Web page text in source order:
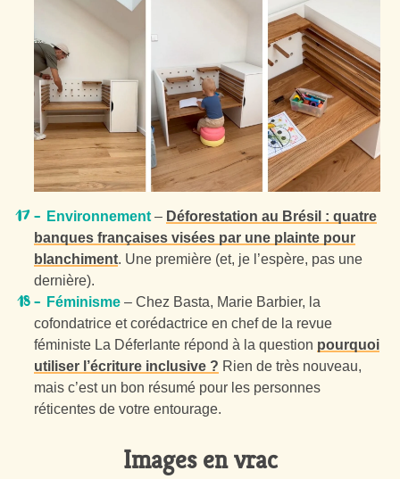
Environnement– Déforestation au Brésil : quatre
banques françaises visées par une plainte pour
blanchiment. Une première (et, je l’espère, pas une
dernière).
Féminisme – Chez Basta, Marie Barbier, la
cofondatrice et corédactrice en chef de la revue
féministe La Déferlante répond à la question pourquoi
utiliser l’écriture inclusive ? Rien de très nouveau,
mais c’est un bon résumé pour les personnes
réticentes de votre entourage.
Images en vrac